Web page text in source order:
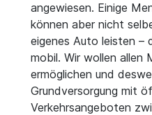
angewiesen. Einige
können aber nicht
eigenes Auto leisten –
mobil. Wir wollen allen
ermöglichen und
Grundversorgung mit
Verkehrsangeboten